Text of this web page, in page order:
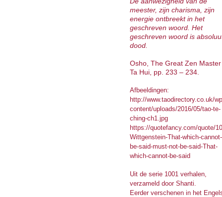
meester, zijn charisma, zijn
energie ontbreekt in het
geschreven woord. Het
geschreven woord is
dood.
Osho, The Great Zen Master
Ta Hui, pp. 233 – 234.
Afbeeldingen:
http://www.taodirectory.co.uk/
content/uploads/2016/05/tao-te-
ching-ch1.jpg
https://quotefancy.com/quote/
Wittgenstein-That-which-cannot-
be-said-must-not-be-said-That-
which-cannot-be-said
Uit de serie 1001 verhalen,
verzameld door Shanti.
Eerder verschenen in het